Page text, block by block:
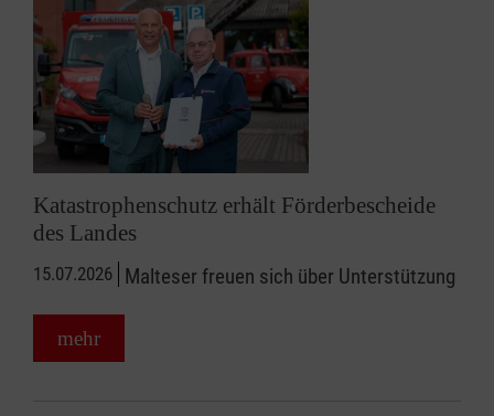
Katastrophenschutz erhält Förderbescheide
des Landes
15.07.2026 Malteser freuen sich über Unterstützung
mehr